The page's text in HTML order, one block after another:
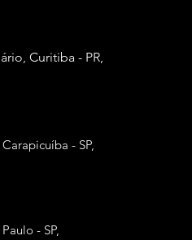
Curitiba - PR,
- SP,
- SP,